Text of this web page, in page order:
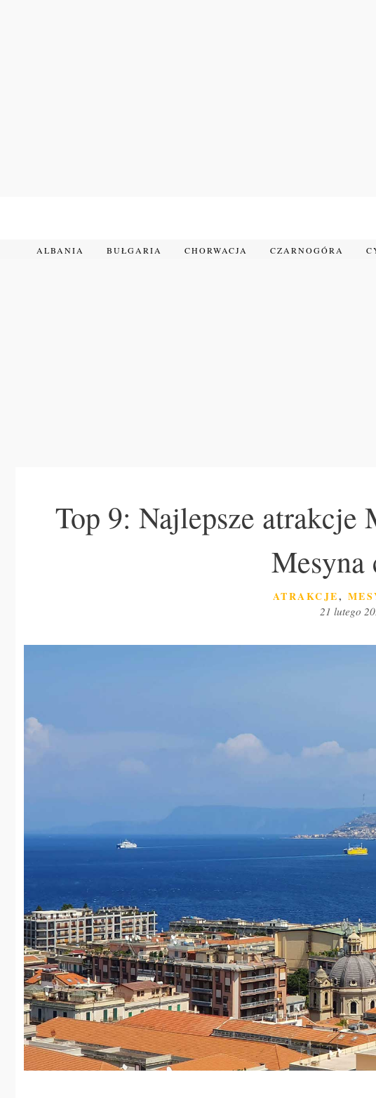
ALBANIA BUŁGARIA CHORWACJA CZARNOGÓRA
Top 9: Najlepsze atrakcje
Mesyna
KATEGORIE
ATRAKCJE,
21 lutego